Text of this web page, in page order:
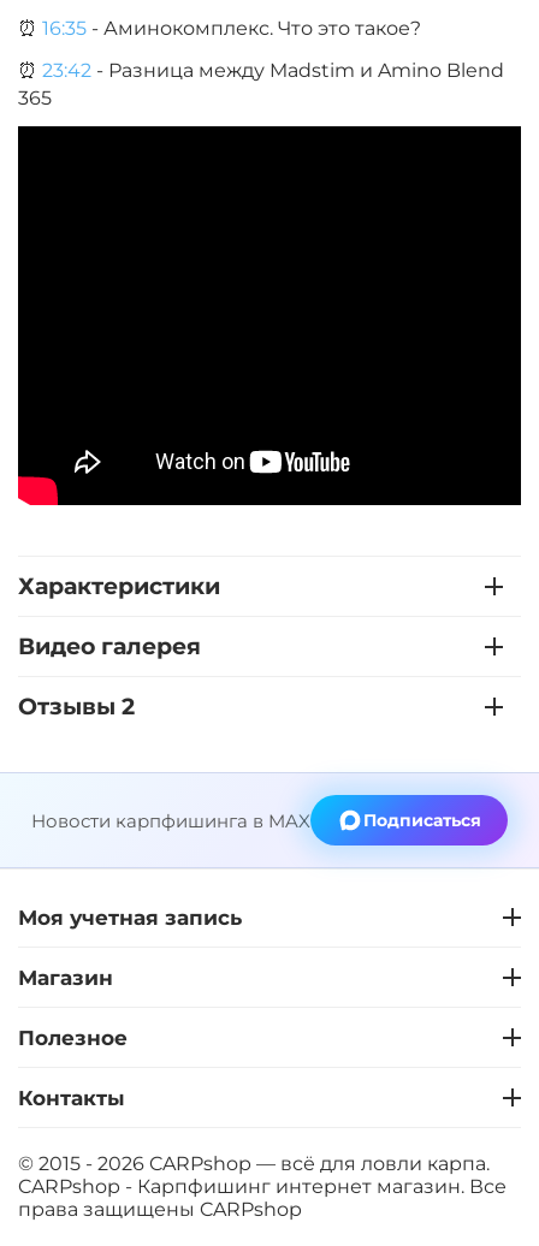
⏰ 16:35 - Аминокомплекс. Что это такое?
⏰ 23:42 - Разница между Madstim и Amino Blend
365
Характеристики
Видео галерея
Отзывы 2
Новости карпфишинга в MAX Подписаться
Моя учетная запись
Магазин
Полезное
Контакты
© 2015 - 2026 CARPshop — всё для ловли карпа.
CARPshop - Карпфишинг интернет магазин. Все
права защищены CARPshop